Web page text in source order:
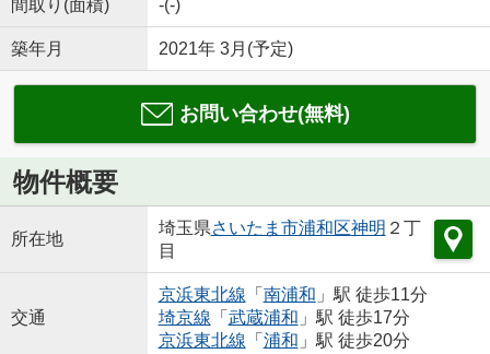
間取り(面積) -(-)
築年月 2021年 3月(予定)
お問い合わせ(無料)
物件概要
所在地
埼玉県さいたま市浦和区神明 ２丁
目
交通
京浜東北線 「 南浦和 」駅 徒歩11分
埼京線 「 武蔵浦和 」駅 徒歩17分
京浜東北線 「 浦和 」駅 徒歩20分